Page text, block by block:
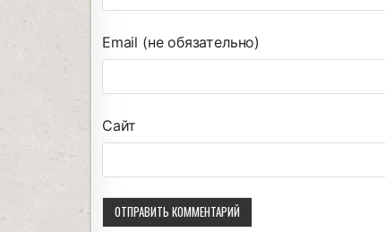
Email (не обязательно)
Сайт